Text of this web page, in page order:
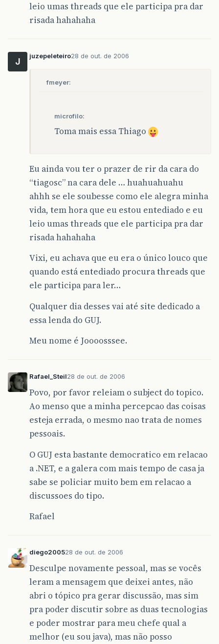
leio umas threads que ele participa pra dar
risada hahahaha
J
juzepeleteiro28 de out. de 2006
fmeyer:
microfilo:
Toma mais essa Thiago
Eu ainda vou ter o prazer de rir da cara do
“tiagosc” na cara dele … huahuahuahu
ahhh se ele soubesse como ele alegra minha
vida, tem hora que eu estou entediado e eu
leio umas threads que ele participa pra dar
risada hahahaha
Vixi, eu achava que eu era o único louco que
quando está entediado procura threads que
ele participa para ler…
Qualquer dia desses vai até site dedicado a
essa lenda do GUJ.
Meu nome é Joooosssee.
Rafael_Steil28 de out. de 2006
Povo, por favor releiam o subject do topico.
Ao menso que a minha percepcao das coisas
esteja errada, o mesmo nao trata de nomes
pessoais.
O GUJ esta bastante democratico em relacao
a .NET, e a galera com mais tempo de casa ja
sabe se policiar muito bem em relacao a
discussoes do tipo.
Rafael
diego200528 de out. de 2006
Desculpe novamente pessoal, mas se vocês
leram a mensagem que deixei antes, não
abri o tópico pra gerar discussão, mas sim
pra poder discutir sobre as duas tecnologias
e poder mostrar para meu chefe qual a
melhor (eu sou java), mas não posso